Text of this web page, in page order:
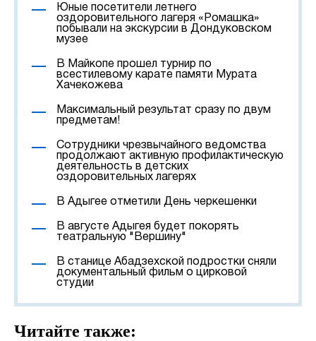
Юные посетители летнего
оздоровительного лагеря «Ромашка»
побывали на экскурсии в Дондуковском
музее
В Майкопе прошел турнир по
всестилевому карате памяти Мурата
Хачекожева
Максимальный результат сразу по двум
предметам!
Сотрудники чрезвычайного ведомства
продолжают активную профилактическую
деятельность в детских
оздоровительных лагерях
В Адыгее отметили День черкешенки
В августе Адыгея будет покорять
театральную "Вершину"
В станице Абадзехской подростки сняли
документальный фильм о цирковой
студии
Читайте также: